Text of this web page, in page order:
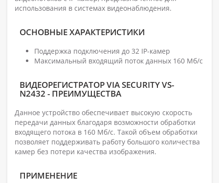
использования в системах видеонаблюдения.
ОСНОВНЫЕ ХАРАКТЕРИСТИКИ
Поддержка подключения до 32 IP-камер
Максимальный входящий поток данных 160 Мб/с
ВИДЕОРЕГИСТРАТОР VIA SECURITY VS-
N2432 - ПРЕИМУЩЕСТВА
Данное устройство обеспечивает высокую скорость
передачи данных благодаря возможности обработки
входящего потока в 160 Мб/с. Такой объем обработки
позволяет поддерживать работу большого количества
камер без потери качества изображения.
ПРИМЕНЕНИЕ